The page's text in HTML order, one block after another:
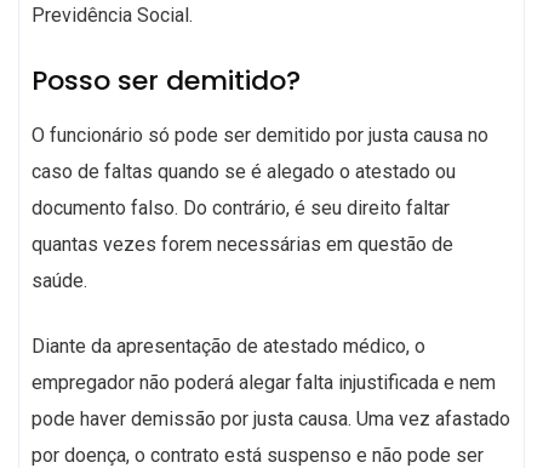
Previdência Social.
Posso ser demitido?
O funcionário só pode ser demitido por justa causa no
caso de faltas quando se é alegado o atestado ou
documento falso. Do contrário, é seu direito faltar
quantas vezes forem necessárias em questão de
saúde.
Diante da apresentação de atestado médico, o
empregador não poderá alegar falta injustificada e nem
pode haver demissão por justa causa. Uma vez afastado
por doença, o contrato está suspenso e não pode ser